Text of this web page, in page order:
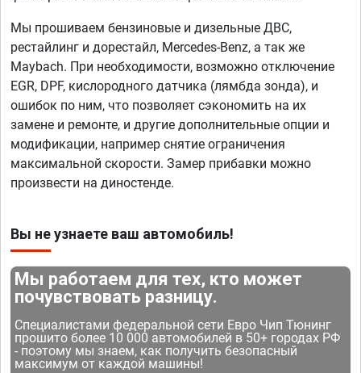
Мы прошиваем бензиновые и дизельные ДВС,
рестайлинг и дорестайл, Mercedes-Benz, а так же
Maybach. При необходимости, возможно отключение
EGR, DPF, кислородного датчика (лямбда зонда), и
ошибок по ним, что позволяет сэкономить на их
замене и ремонте, и другие дополнительные опции и
модификации, например снятие ограничения
максимальной скорости. Замер прибавки можно
произвести на диностенде.
Вы не узнаете ваш автомобиль!
Мы работаем для тех, кто может
почувствовать разницу.
Специалистами федеральной сети Евро Чип Тюнинг
прошито более 10 000 автомобилей в 50+ городах РФ
- поэтому мы знаем, как получить безопасный
максимум от каждой машины!